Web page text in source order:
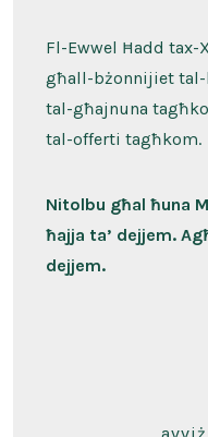
Fl-Ewwel Ħadd tax-
għall-bżonnijiet
tal-għajnuna
tal-offerti tagħkom.
Nitolbu għal ħuna
ħajja ta’ dejjem.
dejjem.